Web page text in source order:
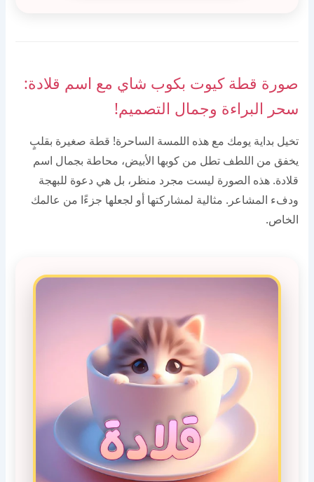
صورة قطة كيوت بكوب شاي مع اسم قلادة:
سحر البراءة وجمال التصميم!
تخيل بداية يومك مع هذه اللمسة الساحرة! قطة صغيرة بقلبٍ
يخفق من اللطف تطل من كوبها الأبيض، محاطة بجمال اسم
قلادة. هذه الصورة ليست مجرد منظر، بل هي دعوة للبهجة
ودفء المشاعر. مثالية لمشاركتها أو لجعلها جزءًا من عالمك
الخاص.